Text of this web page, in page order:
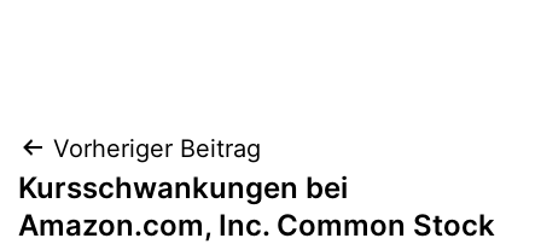
Beitragsnavigation
Vorheriger Beitrag
Kursschwankungen bei
Amazon.com, Inc. Common Stock